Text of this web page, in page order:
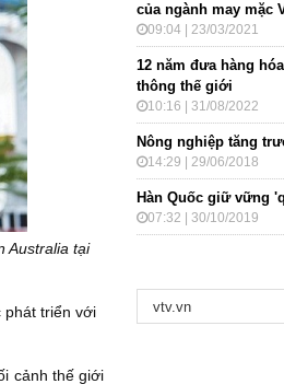
Australia tại
phát triển với
cảnh thế giới
của ngành may mặc
09:04 | 23/03/2021
12 năm đưa hàng
thông thế giới
10:16 | 31/08/2022
Nông nghiệp tăng
14:29 | 29/06/2018
Hàn Quốc giữ vững
07:32 | 30/10/2019